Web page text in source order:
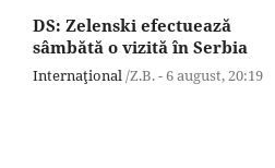
DS: Zelenski efectuează
sâmbătă o vizită în Serbia
Internaţional/Z.B. -6 august,20:19